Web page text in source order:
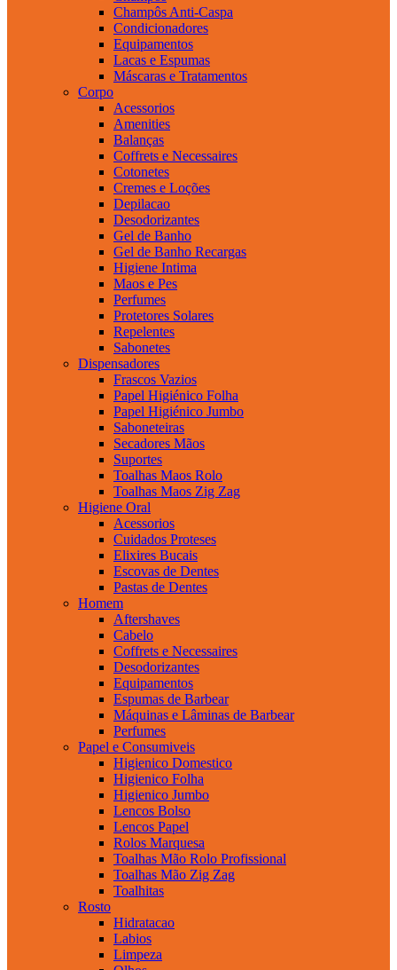
Champôs Anti-Caspa
Condicionadores
Equipamentos
Lacas e Espumas
Máscaras e Tratamentos
Corpo
Acessorios
Amenities
Balanças
Coffrets e Necessaires
Cotonetes
Cremes e Loções
Depilacao
Desodorizantes
Gel de Banho
Gel de Banho Recargas
Higiene Intima
Maos e Pes
Perfumes
Protetores Solares
Repelentes
Sabonetes
Dispensadores
Frascos Vazios
Papel Higiénico Folha
Papel Higiénico Jumbo
Saboneteiras
Secadores Mãos
Suportes
Toalhas Maos Rolo
Toalhas Maos Zig Zag
Higiene Oral
Acessorios
Cuidados Proteses
Elixires Bucais
Escovas de Dentes
Pastas de Dentes
Homem
Aftershaves
Cabelo
Coffrets e Necessaires
Desodorizantes
Equipamentos
Espumas de Barbear
Máquinas e Lâminas de Barbear
Perfumes
Papel e Consumiveis
Higienico Domestico
Higienico Folha
Higienico Jumbo
Lencos Bolso
Lencos Papel
Rolos Marquesa
Toalhas Mão Rolo Profissional
Toalhas Mão Zig Zag
Toalhitas
Rosto
Hidratacao
Labios
Limpeza